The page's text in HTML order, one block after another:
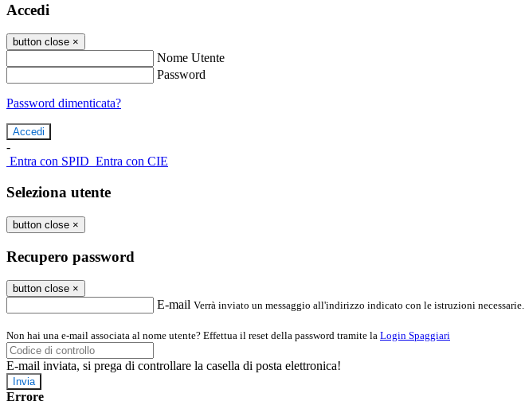
Accedi
button close ×
Nome Utente
Password
Password dimenticata?
-
Entra con SPID Entra con CIE
Seleziona utente
button close ×
Recupero password
button close ×
E-mail Verrà inviato un messaggio all'indirizzo indicato con le istruzioni necessarie.
Non hai una e-mail associata al nome utente? Effettua il reset della password tramite la Login Spaggiari
E-mail inviata, si prega di controllare la casella di posta elettronica!
Errore